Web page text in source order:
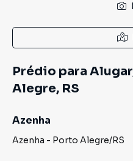
Prédio para
Alegre, RS
Azenha
Azenha - Porto Alegre/RS